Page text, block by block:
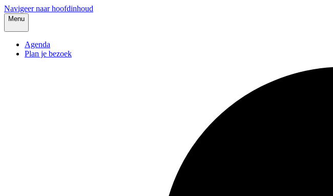
Navigeer naar hoofdinhoud
Menu
Agenda
Plan je bezoek